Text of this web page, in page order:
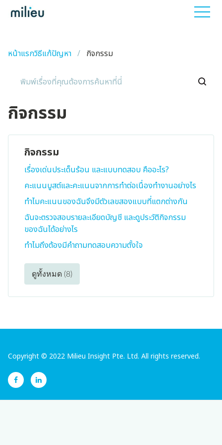
หน้าแรกวิธีแก้ปัญหา กิจกรรม
กิจกรรม
กิจกรรม
เรื่องเด่นประเด็นร้อน และแบบทดสอบ คืออะไร?
คะแนนบูสต์และคะแนนจากการทำต่อเนื่องทำงานอย่างไร
ทำไมคะแนนของฉันจึงมีตัวเลขสองแบบที่แตกต่างกัน
ฉันจะตรวจสอบรายละเอียดบัญชี และดูประวัติกิจกรรม
ของฉันได้อย่างไร
ทำไมถึงต้องมีคำถามทดสอบความตั้งใจ
ดูทั้งหมด (8)
Copyright © 2022 Milieu Insight Pte. Ltd. All rights reserved.